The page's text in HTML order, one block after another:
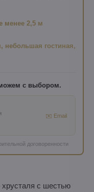
менее 2,5 м
небольшая гостиная,
с выбором.
✉️ Email
договоренности
хрусталя с шестью